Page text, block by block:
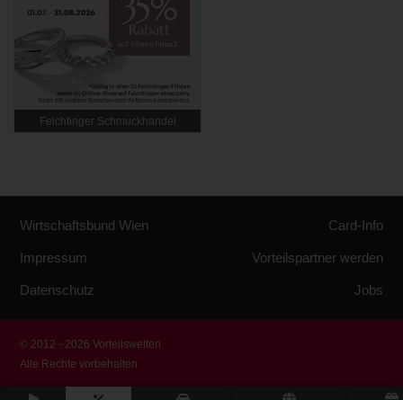
Feichtinger Schmuckhandel
Wirtschaftsbund Wien
Impressum
Datenschutz
Card-Info
Vorteilspartner werden
Jobs
© 2012 - 2026 Vorteilswelten
Alle Rechte vorbehalten